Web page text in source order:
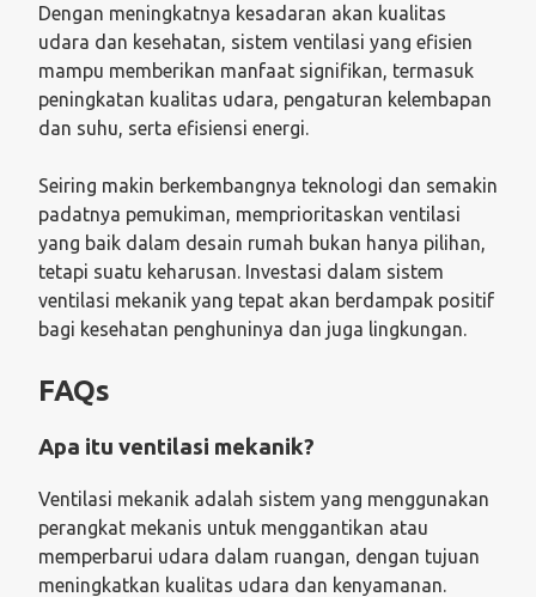
Dengan meningkatnya kesadaran akan kualitas
udara dan kesehatan, sistem ventilasi yang efisien
mampu memberikan manfaat signifikan, termasuk
peningkatan kualitas udara, pengaturan kelembapan
dan suhu, serta efisiensi energi.
Seiring makin berkembangnya teknologi dan semakin
padatnya pemukiman, memprioritaskan ventilasi
yang baik dalam desain rumah bukan hanya pilihan,
tetapi suatu keharusan. Investasi dalam sistem
ventilasi mekanik yang tepat akan berdampak positif
bagi kesehatan penghuninya dan juga lingkungan.
FAQs
Apa itu ventilasi mekanik?
Ventilasi mekanik adalah sistem yang menggunakan
perangkat mekanis untuk menggantikan atau
memperbarui udara dalam ruangan, dengan tujuan
meningkatkan kualitas udara dan kenyamanan.